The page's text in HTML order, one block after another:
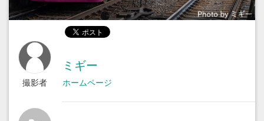
撮影者
ミギー
ホームページ